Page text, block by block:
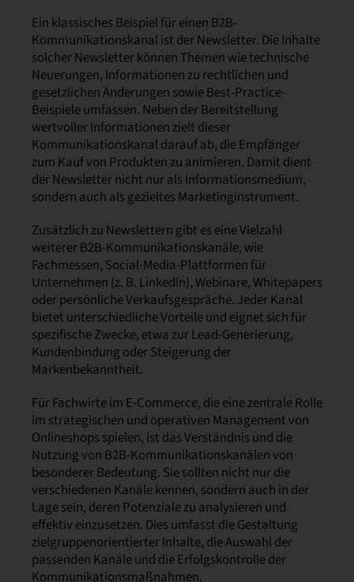
Ein klassisches Beispiel für einen B2B-
Kommunikationskanal ist der Newsletter. Die Inhalte
solcher Newsletter können Themen wie technische
Neuerungen, Informationen zu rechtlichen und
gesetzlichen Änderungen sowie Best-Practice-
Beispiele umfassen. Neben der Bereitstellung
wertvoller Informationen zielt dieser
Kommunikationskanal darauf ab, die Empfänger
zum Kauf von Produkten zu animieren. Damit dient
der Newsletter nicht nur als Informationsmedium,
sondern auch als gezieltes Marketinginstrument.
Zusätzlich zu Newslettern gibt es eine Vielzahl
weiterer B2B-Kommunikationskanäle, wie
Fachmessen, Social-Media-Plattformen für
Unternehmen (z. B. LinkedIn), Webinare, Whitepapers
oder persönliche Verkaufsgespräche. Jeder Kanal
bietet unterschiedliche Vorteile und eignet sich für
spezifische Zwecke, etwa zur Lead-Generierung,
Kundenbindung oder Steigerung der
Markenbekanntheit.
Für Fachwirte im E-Commerce, die eine zentrale Rolle
im strategischen und operativen Management von
Onlineshops spielen, ist das Verständnis und die
Nutzung von B2B-Kommunikationskanälen von
besonderer Bedeutung. Sie sollten nicht nur die
verschiedenen Kanäle kennen, sondern auch in der
Lage sein, deren Potenziale zu analysieren und
effektiv einzusetzen. Dies umfasst die Gestaltung
zielgruppenorientierter Inhalte, die Auswahl der
passenden Kanäle und die Erfolgskontrolle der
Kommunikationsmaßnahmen.